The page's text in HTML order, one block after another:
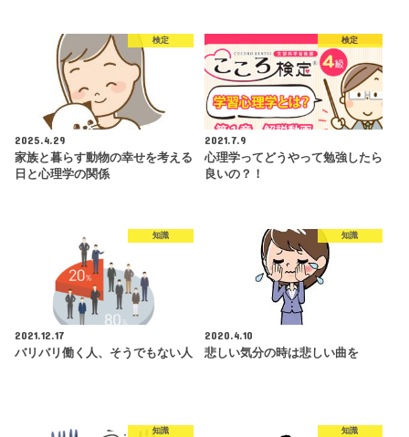
検定
2025.4.29
家族と暮らす動物の幸せを考える
日と心理学の関係
検定
2021.7.9
心理学ってどうやって勉強したら
良いの？！
知識
2021.12.17
バリバリ働く人、そうでもない人
知識
2020.4.10
悲しい気分の時は悲しい曲を
知識 知識